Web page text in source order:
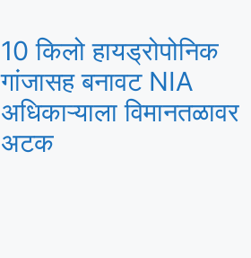
10 किलो हायड्रोपोनिक
गांजासह बनावट NIA
अधिकाऱ्याला विमानतळावर
अटक